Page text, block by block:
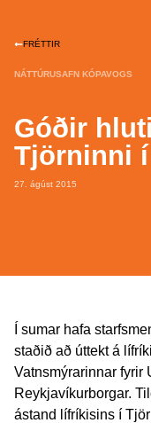
FRÉTTIR
NÁTTÚRUSAFN KÓPAVOGS
Góðir
Tjörninni
27. ágúst 2015
Í sumar hafa
staðið að úttekt á
Vatnsmýrarinnar fyrir
Reykjavíkurborgar.
ástand lífríkisins í